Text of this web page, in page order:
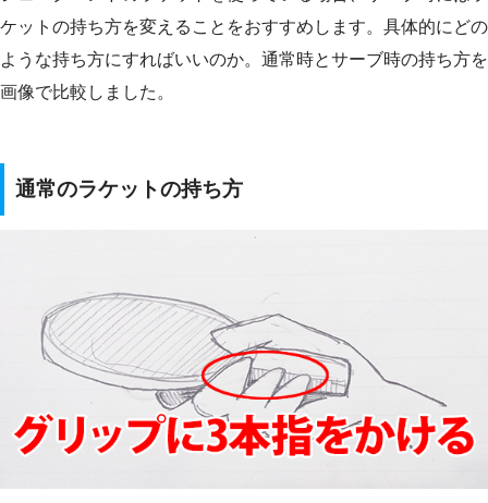
ケットの持ち方を変えることをおすすめします。具体的にどの
ような持ち方にすればいいのか。通常時とサーブ時の持ち方を
画像で比較しました。
通常のラケットの持ち方